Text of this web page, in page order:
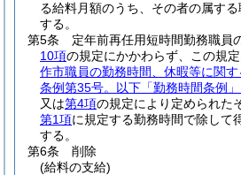
る給料月額のうち、その者の属す
する。
第5条
定年前再任用短時間勤務職員
10項の規定にかかわらず、この規定
作市職員の勤務時間、休暇等に関す
条例第35号。以下「勤務時間条例
又は第4項の規定により定められた
第1項に規定する勤務時間で除して
する。
第6条
削除
(給料の支給)